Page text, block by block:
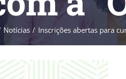
Notícias Inscrições abertas para